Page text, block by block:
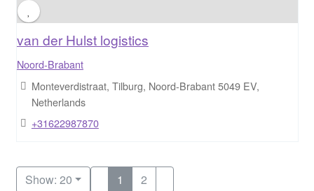
van der Hulst logistics
Noord-Brabant
Monteverdistraat, Tilburg, Noord-Brabant 5049 EV,
Netherlands
+31622987870
Show: 20 1 2